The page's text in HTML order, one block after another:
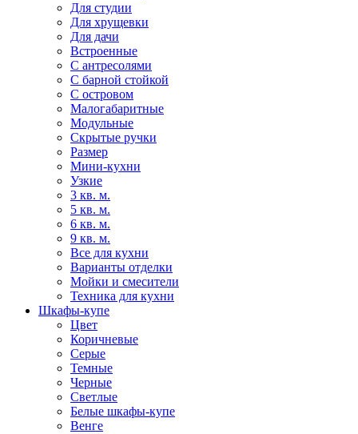
Для студии
Для хрущевки
Для дачи
Встроенные
С антресолями
С барной стойкой
С островом
Малогабаритные
Модульные
Скрытые ручки
Размер
Мини-кухни
Узкие
3 кв. м.
5 кв. м.
6 кв. м.
9 кв. м.
Все для кухни
Варианты отделки
Мойки и смесители
Техника для кухни
Шкафы-купе
Цвет
Коричневые
Серые
Темные
Черные
Светлые
Белые шкафы-купе
Венге